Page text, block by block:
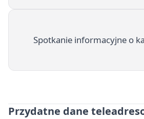
Spotkanie informacyjne o
Przydatne dane